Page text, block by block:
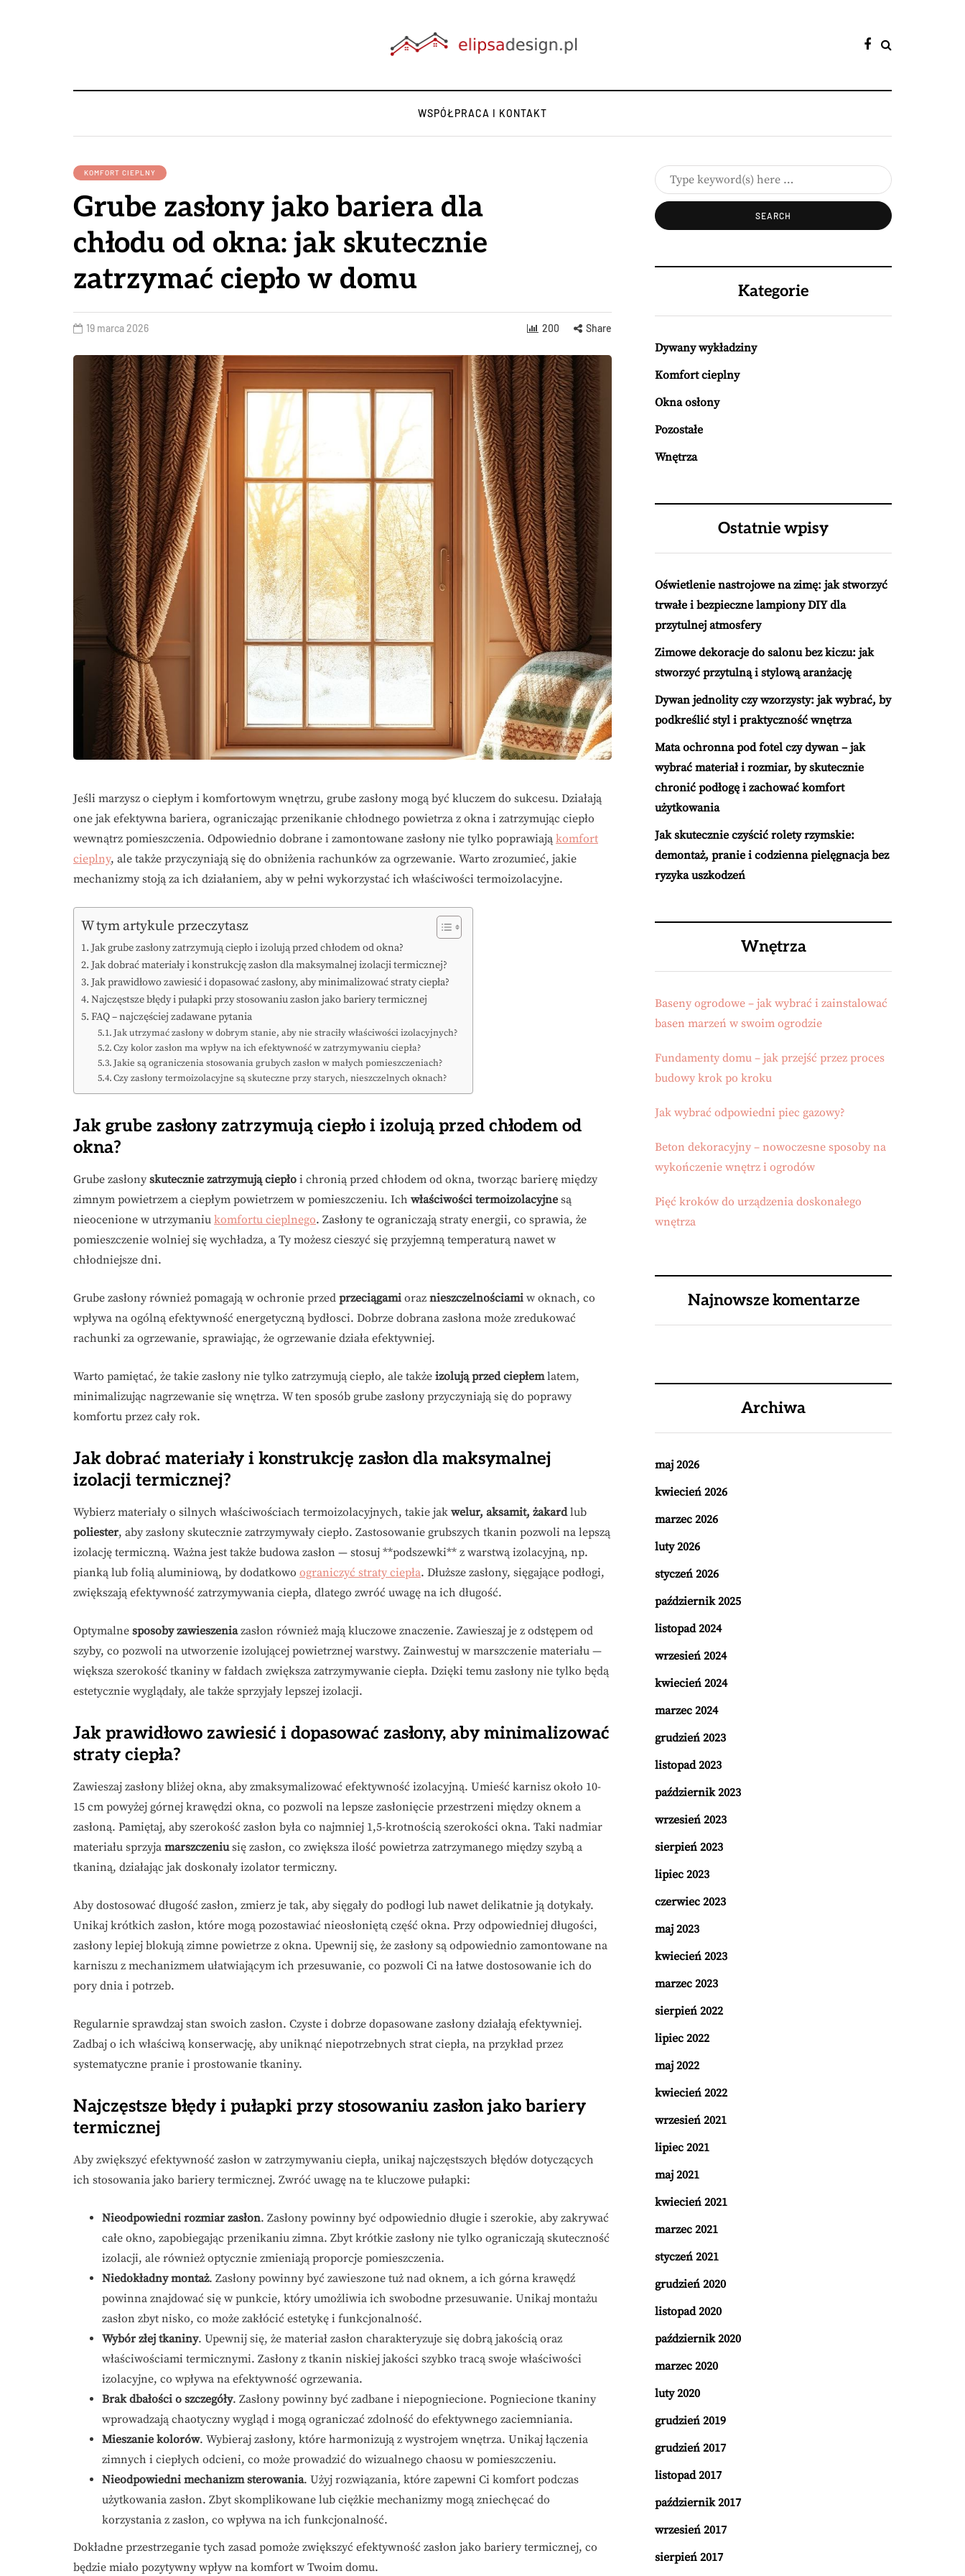
WSPÓŁPRACA I KONTAKT
KOMFORT CIEPLNY
Grube zasłony jako bariera dla
chłodu od okna: jak skutecznie
zatrzymać ciepło w domu
19 marca 2026 200 Share
Jeśli marzysz o ciepłym i komfortowym wnętrzu, grube zasłony mogą być kluczem do sukcesu. Działają
one jak efektywna bariera, ograniczając przenikanie chłodnego powietrza z okna i zatrzymując ciepło
wewnątrz pomieszczenia. Odpowiednio dobrane i zamontowane zasłony nie tylko poprawiają komfort
cieplny, ale także przyczyniają się do obniżenia rachunków za ogrzewanie. Warto zrozumieć, jakie
mechanizmy stoją za ich działaniem, aby w pełni wykorzystać ich właściwości termoizolacyjne.
W tym artykule przeczytasz
Jak grube zasłony zatrzymują ciepło i izolują przed chłodem od okna?
Jak dobrać materiały i konstrukcję zasłon dla maksymalnej izolacji termicznej?
Jak prawidłowo zawiesić i dopasować zasłony, aby minimalizować straty ciepła?
Najczęstsze błędy i pułapki przy stosowaniu zasłon jako bariery termicznej
FAQ – najczęściej zadawane pytania
Jak utrzymać zasłony w dobrym stanie, aby nie straciły właściwości izolacyjnych?
Czy kolor zasłon ma wpływ na ich efektywność w zatrzymywaniu ciepła?
Jakie są ograniczenia stosowania grubych zasłon w małych pomieszczeniach?
Czy zasłony termoizolacyjne są skuteczne przy starych, nieszczelnych oknach?
Jak grube zasłony zatrzymują ciepło i izolują przed chłodem od
okna?
Grube zasłony skutecznie zatrzymują ciepło i chronią przed chłodem od okna, tworząc barierę między
zimnym powietrzem a ciepłym powietrzem w pomieszczeniu. Ich właściwości termoizolacyjne są
nieocenione w utrzymaniu komfortu cieplnego. Zasłony te ograniczają straty energii, co sprawia, że
pomieszczenie wolniej się wychładza, a Ty możesz cieszyć się przyjemną temperaturą nawet w
chłodniejsze dni.
Grube zasłony również pomagają w ochronie przed przeciągami oraz nieszczelnościami w oknach, co
wpływa na ogólną efektywność energetyczną bydłosci. Dobrze dobrana zasłona może zredukować
rachunki za ogrzewanie, sprawiając, że ogrzewanie działa efektywniej.
Warto pamiętać, że takie zasłony nie tylko zatrzymują ciepło, ale także izolują przed ciepłemlatem,
minimalizując nagrzewanie się wnętrza. W ten sposób grube zasłony przyczyniają się do poprawy
komfortu przez cały rok.
Jak dobrać materiały i konstrukcję zasłon dla maksymalnej
izolacji termicznej?
Wybierz materiały o silnych właściwościach termoizolacyjnych, takie jak welur, aksamit, żakardlub
poliester, aby zasłony skutecznie zatrzymywały ciepło. Zastosowanie grubszych tkanin pozwoli na lepszą
izolację termiczną. Ważna jest także budowa zasłon — stosuj **podszewki** z warstwą izolacyjną, np.
pianką lub folią aluminiową, by dodatkowo ograniczyć straty ciepła. Dłuższe zasłony, sięgające podłogi,
zwiększają efektywność zatrzymywania ciepła, dlatego zwróć uwagę na ich długość.
Optymalne sposoby zawieszeniazasłon również mają kluczowe znaczenie. Zawieszaj je z odstępem od
szyby, co pozwoli na utworzenie izolującej powietrznej warstwy. Zainwestuj w marszczenie materiału —
większa szerokość tkaniny w fałdach zwiększa zatrzymywanie ciepła. Dzięki temu zasłony nie tylko będą
estetycznie wyglądały, ale także sprzyjały lepszej izolacji.
Jak prawidłowo zawiesić i dopasować zasłony, aby minimalizować
straty ciepła?
Zawieszaj zasłony bliżej okna, aby zmaksymalizować efektywność izolacyjną. Umieść karnisz około 10-
15 cm powyżej górnej krawędzi okna, co pozwoli na lepsze zasłonięcie przestrzeni między oknem a
zasłoną. Pamiętaj, aby szerokość zasłon była co najmniej 1,5-krotnością szerokości okna. Taki nadmiar
materiału sprzyja marszczeniusię zasłon, co zwiększa ilość powietrza zatrzymanego między szybą a
tkaniną, działając jak doskonały izolator termiczny.
Aby dostosować długość zasłon, zmierz je tak, aby sięgały do podłogi lub nawet delikatnie ją dotykały.
Unikaj krótkich zasłon, które mogą pozostawiać nieosłoniętą część okna. Przy odpowiedniej długości,
zasłony lepiej blokują zimne powietrze z okna. Upewnij się, że zasłony są odpowiednio zamontowane na
karniszu z mechanizmem ułatwiającym ich przesuwanie, co pozwoli Ci na łatwe dostosowanie ich do
pory dnia i potrzeb.
Regularnie sprawdzaj stan swoich zasłon. Czyste i dobrze dopasowane zasłony działają efektywniej.
Zadbaj o ich właściwą konserwację, aby uniknąć niepotrzebnych strat ciepła, na przykład przez
systematyczne pranie i prostowanie tkaniny.
Najczęstsze błędy i pułapki przy stosowaniu zasłon jako bariery
termicznej
Aby zwiększyć efektywność zasłon w zatrzymywaniu ciepła, unikaj najczęstszych błędów dotyczących
ich stosowania jako bariery termicznej. Zwróć uwagę na te kluczowe pułapki:
Nieodpowiedni rozmiar zasłon. Zasłony powinny być odpowiednio długie i szerokie, aby zakrywać
całe okno, zapobiegając przenikaniu zimna. Zbyt krótkie zasłony nie tylko ograniczają skuteczność
izolacji, ale również optycznie zmieniają proporcje pomieszczenia.
Niedokładny montaż. Zasłony powinny być zawieszone tuż nad oknem, a ich górna krawędź
powinna znajdować się w punkcie, który umożliwia ich swobodne przesuwanie. Unikaj montażu
zasłon zbyt nisko, co może zakłócić estetykę i funkcjonalność.
Wybór złej tkaniny. Upewnij się, że materiał zasłon charakteryzuje się dobrą jakością oraz
właściwościami termicznymi. Zasłony z tkanin niskiej jakości szybko tracą swoje właściwości
izolacyjne, co wpływa na efektywność ogrzewania.
Brak dbałości o szczegóły. Zasłony powinny być zadbane i niepogniecione. Pogniecione tkaniny
wprowadzają chaotyczny wygląd i mogą ograniczać zdolność do efektywnego zaciemniania.
Mieszanie kolorów. Wybieraj zasłony, które harmonizują z wystrojem wnętrza. Unikaj łączenia
zimnych i ciepłych odcieni, co może prowadzić do wizualnego chaosu w pomieszczeniu.
Nieodpowiedni mechanizm sterowania. Użyj rozwiązania, które zapewni Ci komfort podczas
użytkowania zasłon. Zbyt skomplikowane lub ciężkie mechanizmy mogą zniechęcać do
korzystania z zasłon, co wpływa na ich funkcjonalność.
Dokładne przestrzeganie tych zasad pomoże zwiększyć efektywność zasłon jako bariery termicznej, co
będzie miało pozytywny wpływ na komfort w Twoim domu.
Kategorie
Dywany wykładziny
Komfort cieplny
Okna osłony
Pozostałe
Wnętrza
Ostatnie wpisy
Oświetlenie nastrojowe na zimę: jak stworzyć
trwałe i bezpieczne lampiony DIY dla
przytulnej atmosfery
Zimowe dekoracje do salonu bez kiczu: jak
stworzyć przytulną i stylową aranżację
Dywan jednolity czy wzorzysty: jak wybrać, by
podkreślić styl i praktyczność wnętrza
Mata ochronna pod fotel czy dywan – jak
wybrać materiał i rozmiar, by skutecznie
chronić podłogę i zachować komfort
użytkowania
Jak skutecznie czyścić rolety rzymskie:
demontaż, pranie i codzienna pielęgnacja bez
ryzyka uszkodzeń
Wnętrza
Baseny ogrodowe – jak wybrać i zainstalować
basen marzeń w swoim ogrodzie
Fundamenty domu – jak przejść przez proces
budowy krok po kroku
Jak wybrać odpowiedni piec gazowy?
Beton dekoracyjny – nowoczesne sposoby na
wykończenie wnętrz i ogrodów
Pięć kroków do urządzenia doskonałego
wnętrza
Najnowsze komentarze
Archiwa
maj 2026
kwiecień 2026
marzec 2026
luty 2026
styczeń 2026
październik 2025
listopad 2024
wrzesień 2024
kwiecień 2024
marzec 2024
grudzień 2023
listopad 2023
październik 2023
wrzesień 2023
sierpień 2023
lipiec 2023
czerwiec 2023
maj 2023
kwiecień 2023
marzec 2023
sierpień 2022
lipiec 2022
maj 2022
kwiecień 2022
wrzesień 2021
lipiec 2021
maj 2021
kwiecień 2021
marzec 2021
styczeń 2021
grudzień 2020
listopad 2020
październik 2020
marzec 2020
luty 2020
grudzień 2019
grudzień 2017
listopad 2017
październik 2017
wrzesień 2017
sierpień 2017